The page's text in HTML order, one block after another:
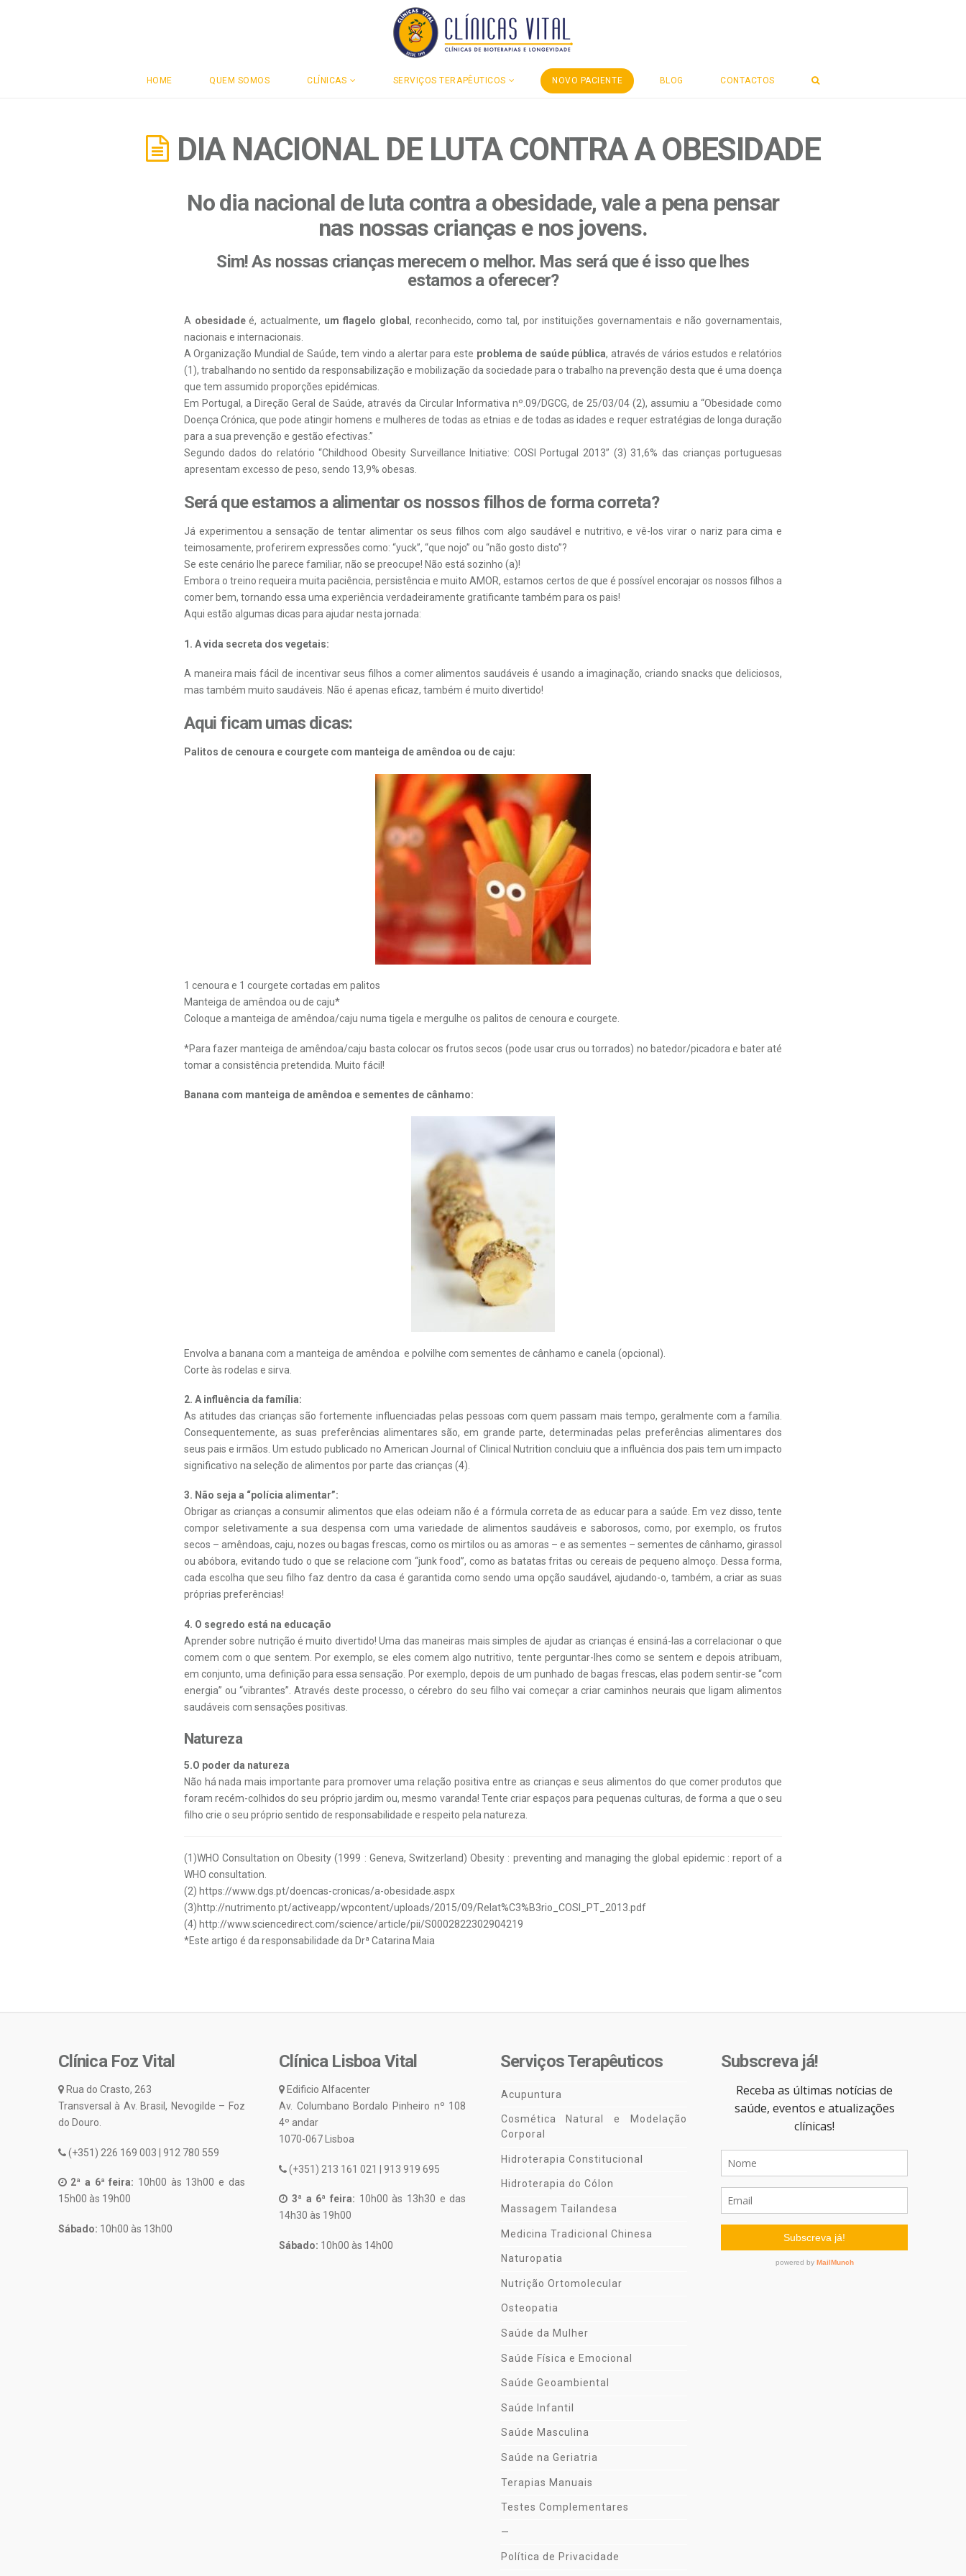
HOME QUEM SOMOS CLÍNICAS SERVIÇOS TERAPÊUTICOS NOVO PACIENTE BLOG CONTACTOS
DIA NACIONAL DE LUTA CONTRA A OBESIDADE
No dia nacional de luta contra a obesidade, vale a pena pensar
nas nossas crianças e nos jovens.
Sim! As nossas crianças merecem o melhor. Mas será que é isso que lhes
estamos a oferecer?
A obesidadeé, actualmente, um flagelo global , reconhecido, como tal, por instituições governamentais e não governamentais,
nacionais e internacionais.
A Organização Mundial de Saúde, tem vindo a alertar para este problema de saúde pública, através de vários estudos e relatórios
(1), trabalhando no sentido da responsabilização e mobilização da sociedade para o trabalho na prevenção desta que é uma doença
que tem assumido proporções epidémicas.
Em Portugal, a Direção Geral de Saúde, através da Circular Informativa nº.09/DGCG, de 25/03/04 (2), assumiu a “Obesidade como
Doença Crónica, que pode atingir homens e mulheres de todas as etnias e de todas as idades e requer estratégias de longa duração
para a sua prevenção e gestão efectivas.”
Segundo dados do relatório “Childhood Obesity Surveillance Initiative: COSI Portugal 2013” (3) 31,6% das crianças portuguesas
apresentam excesso de peso, sendo 13,9% obesas.
Será que estamos a alimentar os nossos filhos de forma correta?
Já experimentou a sensação de tentar alimentar os seus filhos com algo saudável e nutritivo, e vê-los virar o nariz para cima e
teimosamente, proferirem expressões como: “yuck”, “que nojo” ou “não gosto disto”?
Se este cenário lhe parece familiar, não se preocupe! Não está sozinho (a)!
Embora o treino requeira muita paciência, persistência e muito AMOR, estamos certos de que é possível encorajar os nossos filhos a
comer bem, tornando essa uma experiência verdadeiramente gratificante também para os pais!
Aqui estão algumas dicas para ajudar nesta jornada:
1. A vida secreta dos vegetais:
A maneira mais fácil de incentivar seus filhos a comer alimentos saudáveis é usando a imaginação, criando snacks que deliciosos,
mas também muito saudáveis. Não é apenas eficaz, também é muito divertido!
Aqui ficam umas dicas:
Palitos de cenoura e courgete com manteiga de amêndoa ou de caju:
1 cenoura e 1 courgete cortadas em palitos
Manteiga de amêndoa ou de caju*
Coloque a manteiga de amêndoa/caju numa tigela e mergulhe os palitos de cenoura e courgete.
*Para fazer manteiga de amêndoa/caju basta colocar os frutos secos (pode usar crus ou torrados) no batedor/picadora e bater até
tomar a consistência pretendida. Muito fácil!
Banana com manteiga de amêndoa e sementes de cânhamo:
Envolva a banana com a manteiga de amêndoa e polvilhe com sementes de cânhamo e canela (opcional).
Corte às rodelas e sirva.
2. A influência da família:
As atitudes das crianças são fortemente influenciadas pelas pessoas com quem passam mais tempo, geralmente com a família.
Consequentemente, as suas preferências alimentares são, em grande parte, determinadas pelas preferências alimentares dos
seus pais e irmãos. Um estudo publicado no American Journal of Clinical Nutrition concluiu que a influência dos pais tem um impacto
significativo na seleção de alimentos por parte das crianças (4).
3. Não seja a “polícia alimentar”:
Obrigar as crianças a consumir alimentos que elas odeiam não é a fórmula correta de as educar para a saúde. Em vez disso, tente
compor seletivamente a sua despensa com uma variedade de alimentos saudáveis e saborosos, como, por exemplo, os frutos
secos – amêndoas, caju, nozes ou bagas frescas, como os mirtilos ou as amoras – e as sementes – sementes de cânhamo, girassol
ou abóbora, evitando tudo o que se relacione com “junk food”, como as batatas fritas ou cereais de pequeno almoço. Dessa forma,
cada escolha que seu filho faz dentro da casa é garantida como sendo uma opção saudável, ajudando-o, também, a criar as suas
próprias preferências!
4. O segredo está na educação
Aprender sobre nutrição é muito divertido! Uma das maneiras mais simples de ajudar as crianças é ensiná-las a correlacionar o que
comem com o que sentem. Por exemplo, se eles comem algo nutritivo, tente perguntar-lhes como se sentem e depois atribuam,
em conjunto, uma definição para essa sensação. Por exemplo, depois de um punhado de bagas frescas, elas podem sentir-se “com
energia” ou “vibrantes”. Através deste processo, o cérebro do seu filho vai começar a criar caminhos neurais que ligam alimentos
saudáveis com sensações positivas.
Natureza
5.O poder da natureza
Não há nada mais importante para promover uma relação positiva entre as crianças e seus alimentos do que comer produtos que
foram recém-colhidos do seu próprio jardim ou, mesmo varanda! Tente criar espaços para pequenas culturas, de forma a que o seu
filho crie o seu próprio sentido de responsabilidade e respeito pela natureza.
(1)WHO Consultation on Obesity (1999 : Geneva, Switzerland) Obesity : preventing and managing the global epidemic : report of a
WHO consultation.
(2) https://www.dgs.pt/doencas-cronicas/a-obesidade.aspx
(3)http://nutrimento.pt/activeapp/wpcontent/uploads/2015/09/Relat%C3%B3rio_COSI_PT_2013.pdf
(4) http://www.sciencedirect.com/science/article/pii/S0002822302904219
*Este artigo é da responsabilidade da Drª Catarina Maia
Clínica Foz Vital
Rua do Crasto, 263
Transversal à Av. Brasil, Nevogilde – Foz
do Douro.
(+351) 226 169 003 | 912 780 559
2ª a 6ª feira: 10h00 às 13h00 e das
15h00 às 19h00
Sábado: 10h00 às 13h00
Clínica Lisboa Vital
Edificio Alfacenter
Av. Columbano Bordalo Pinheiro nº 108
4º andar
1070-067 Lisboa
(+351) 213 161 021 | 913 919 695
3ª a 6ª feira: 10h00 às 13h30 e das
14h30 às 19h00
Sábado: 10h00 às 14h00
Serviços Terapêuticos
Acupuntura
Cosmética Natural e Modelação
Corporal
Hidroterapia Constitucional
Hidroterapia do Cólon
Massagem Tailandesa
Medicina Tradicional Chinesa
Naturopatia
Nutrição Ortomolecular
Osteopatia
Saúde da Mulher
Saúde Física e Emocional
Saúde Geoambiental
Saúde Infantil
Saúde Masculina
Saúde na Geriatria
Terapias Manuais
Testes Complementares
—
Política de Privacidade
Subscreva já!